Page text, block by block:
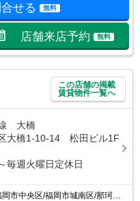
せる 無料
店舗来店予約 無料
この店舗の掲載
賃貸物件一覧へ
大橋
大橋1-10-14 松田ビル1F
週火曜日定休日
福岡市南区/福岡市博多区/福岡市中央区/福岡市城南区/那珂川市